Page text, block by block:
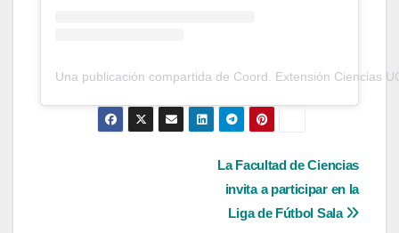
Una publicación compartida de Coord. Extensión Ciencias
La Facultad de Ciencias
invita a participar en la
Liga de Fútbol Sala